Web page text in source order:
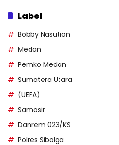
Label
Bobby Nasution
Medan
Pemko Medan
Sumatera Utara
(UEFA)
Samosir
Danrem 023/KS
Polres Sibolga